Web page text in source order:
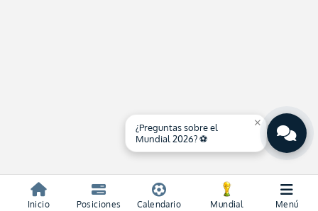
Inicio Posiciones Calendario Mundial Menú
close
¿Preguntas sobre el
Mundial 2026? ⚽